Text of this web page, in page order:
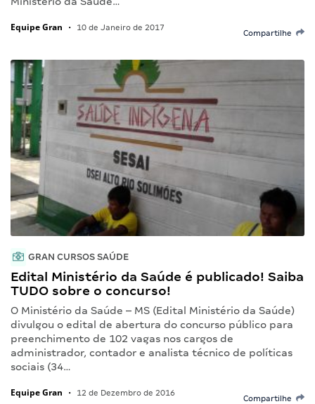
Equipe Gran • 10 de Janeiro de 2017
Compartilhe
GRAN CURSOS SAÚDE
Edital Ministério da Saúde é publicado! Saiba
TUDO sobre o concurso!
O Ministério da Saúde – MS (Edital Ministério da Saúde)
divulgou o edital de abertura do concurso público para
preenchimento de 102 vagas nos cargos de
administrador, contador e analista técnico de políticas
sociais (34…
Equipe Gran • 12 de Dezembro de 2016
Compartilhe